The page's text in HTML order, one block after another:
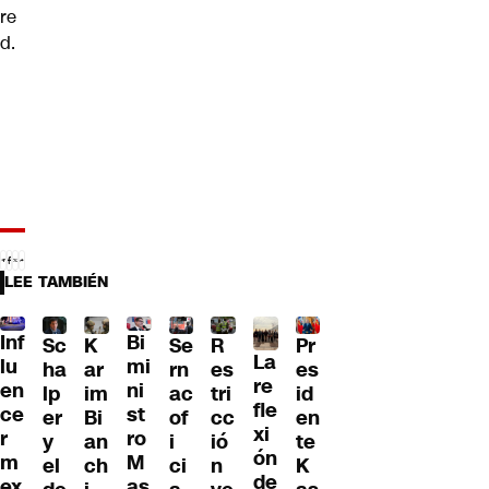
re
d.
LEE TAMBIÉN
Inf
lu
en
ce
r
m
Sc
ha
lp
er
y
el
K
ar
im
Bi
an
ch
Bi
mi
ni
st
ro
M
Se
rn
ac
of
i
ci
R
es
tri
cc
ió
n
La
re
fle
xi
ón
de
Pr
es
id
en
te
K